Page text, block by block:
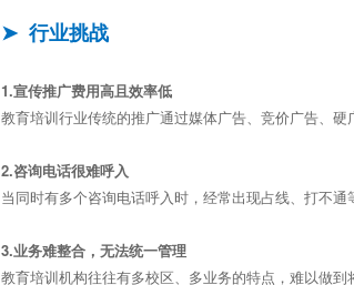
➤ 行业挑战
1.宣传推广费用高且效率低
教育培训行业传统的推广通过媒体广告、竞价广告、硬
2.咨询电话很难呼入
当同时有多个咨询电话呼入时，经常出现占线、打不
3.业务难整合，无法统一管理
教育培训机构往往有多校区、多业务的特点，难以做